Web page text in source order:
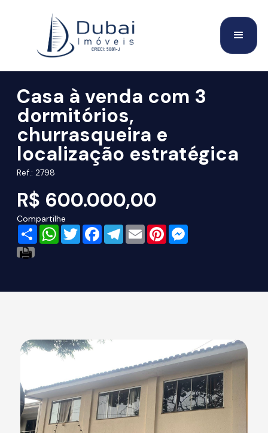
Casa à venda com 3
dormitórios,
churrasqueira e
localização estratégica
Ref.: 2798
R$ 600.000,00
Compartilhe
Share WhatsApp
TwitterFacebookTelegram
Email Pinterest